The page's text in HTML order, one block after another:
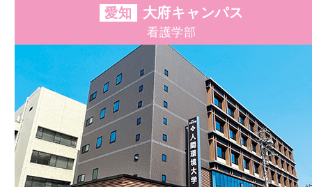
総合環境
究科
大学院
卒業生
愛知 大府キャンパス
看護学部